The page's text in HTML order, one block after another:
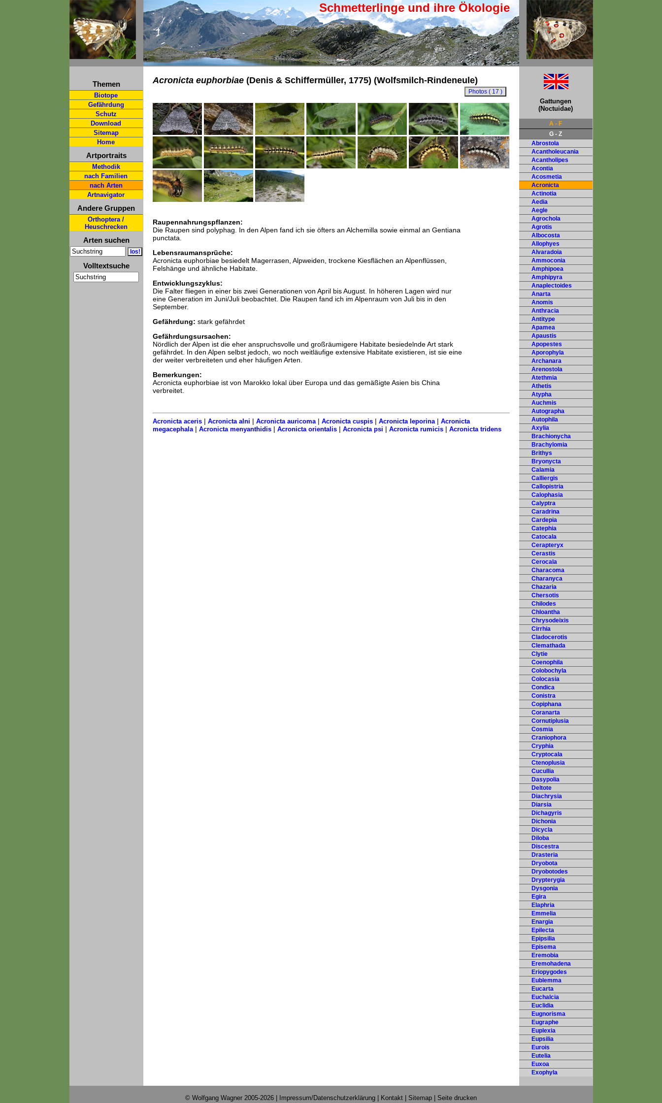
Schmetterlinge und ihre Ökologie
Themen
Biotope
Gefährdung
Schutz
Download
Sitemap
Home
Artportraits
Methodik
nach Familien
nach Arten
Artnavigator
Andere Gruppen
Orthoptera /
Heuschrecken
Arten suchen
Volltextsuche
Acronicta euphorbiae(Denis & Schiffermüller, 1775) (Wolfsmilch-Rindeneule)
Raupennahrungspflanzen:
Die Raupen sind polyphag. In den Alpen fand ich sie öfters an Alchemilla sowie einmal an Gentiana
punctata.
Lebensraumansprüche:
Acronicta euphorbiae besiedelt Magerrasen, Alpweiden, trockene Kiesflächen an Alpenflüssen,
Felshänge und ähnliche Habitate.
Entwicklungszyklus:
Die Falter fliegen in einer bis zwei Generationen von April bis August. In höheren Lagen wird nur
eine Generation im Juni/Juli beobachtet. Die Raupen fand ich im Alpenraum von Juli bis in den
September.
Gefährdung: stark gefährdet
Gefährdungsursachen:
Nördlich der Alpen ist die eher anspruchsvolle und großräumigere Habitate besiedelnde Art stark
gefährdet. In den Alpen selbst jedoch, wo noch weitläufige extensive Habitate existieren, ist sie eine
der weiter verbreiteten und eher häufigen Arten.
Bemerkungen:
Acronicta euphorbiae ist von Marokko lokal über Europa und das gemäßigte Asien bis China
verbreitet.
Acronicta aceris| Acronicta alni | Acronicta auricoma| Acronicta cuspis| Acronicta leporina| Acronicta
megacephala| Acronicta menyanthidis| Acronicta orientalis| Acronicta psi | Acronicta rumicis| Acronicta tridens
Gattungen
(Noctuidae)
A - F
G - Z
Abrostola
Acantholeucania
Acantholipes
Acontia
Acosmetia
Acronicta
Actinotia
Aedia
Aegle
Agrochola
Agrotis
Albocosta
Allophyes
Alvaradoia
Ammoconia
Amphipoea
Amphipyra
Anaplectoides
Anarta
Anomis
Anthracia
Antitype
Apamea
Apaustis
Apopestes
Aporophyla
Archanara
Arenostola
Atethmia
Athetis
Atypha
Auchmis
Autographa
Autophila
Axylia
Brachionycha
Brachylomia
Brithys
Bryonycta
Calamia
Calliergis
Callopistria
Calophasia
Calyptra
Caradrina
Cardepia
Catephia
Catocala
Cerapteryx
Cerastis
Cerocala
Characoma
Charanyca
Chazaria
Chersotis
Chilodes
Chloantha
Chrysodeixis
Cirrhia
Cladocerotis
Clemathada
Clytie
Coenophila
Colobochyla
Colocasia
Condica
Conistra
Copiphana
Coranarta
Cornutiplusia
Cosmia
Craniophora
Cryphia
Cryptocala
Ctenoplusia
Cucullia
Dasypolia
Deltote
Diachrysia
Diarsia
Dichagyris
Dichonia
Dicycla
Diloba
Discestra
Drasteria
Dryobota
Dryobotodes
Drypterygia
Dysgonia
Egira
Elaphria
Emmelia
Enargia
Epilecta
Epipsilia
Episema
Eremobia
Eremohadena
Eriopygodes
Eublemma
Eucarta
Euchalcia
Euclidia
Eugnorisma
Eugraphe
Euplexia
Eupsilia
Eurois
Eutelia
Euxoa
Exophyla
© Wolfgang Wagner 2005-2026 | Impressum/Datenschutzerklärung Kontakt Sitemap Seite drucken